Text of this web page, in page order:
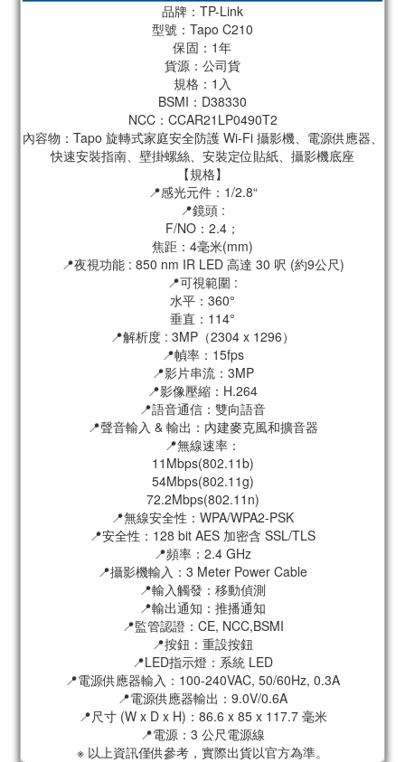
品牌：TP-Link
型號：Tapo C210
保固：1年
貨源：公司貨
規格：1入
BSMI：D38330
NCC：CCAR21LP0490T2
內容物：Tapo 旋轉式家庭安全防護 Wi-Fi 攝影機、電源供應器、
快速安裝指南、壁掛螺絲、安裝定位貼紙、攝影機底座
【規格】
📍感光元件：1/2.8“
📍鏡頭 :
F/NO：2.4；
焦距：4毫米(mm)
📍夜視功能 : 850 nm IR LED 高達 30 呎 (約9公尺)
📍可視範圍 :
水平：360°
垂直：114°
📍解析度 : 3MP（2304 x 1296）
📍幀率：15fps
📍影片串流：3MP
📍影像壓縮：H.264
📍語音通信：雙向語音
📍聲音輸入 & 輸出：內建麥克風和擴音器
📍無線速率：
11Mbps(802.11b)
54Mbps(802.11g)
72.2Mbps(802.11n)
📍無線安全性：WPA/WPA2-PSK
📍安全性：128 bit AES 加密含 SSL/TLS
📍頻率：2.4 GHz
📍攝影機輸入：3 Meter Power Cable
📍輸入觸發：移動偵測
📍輸出通知：推播通知
📍監管認證：CE, NCC,BSMI
📍按鈕：重設按鈕
📍LED指示燈：系統 LED
📍電源供應器輸入：100-240VAC, 50/60Hz, 0.3A
📍電源供應器輸出：9.0V/0.6A
📍尺寸 (W x D x H)：86.6 x 85 x 117.7 毫米
📍電源：3 公尺電源線
※ 以上資訊僅供參考，實際出貨以官方為準。